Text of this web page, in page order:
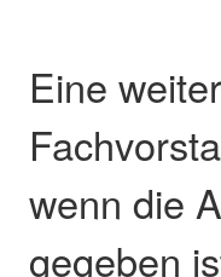
Eine
wenn die
gegeben